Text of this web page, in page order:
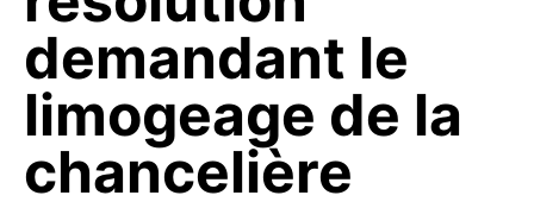
demandant le
limogeage de la
chancelière